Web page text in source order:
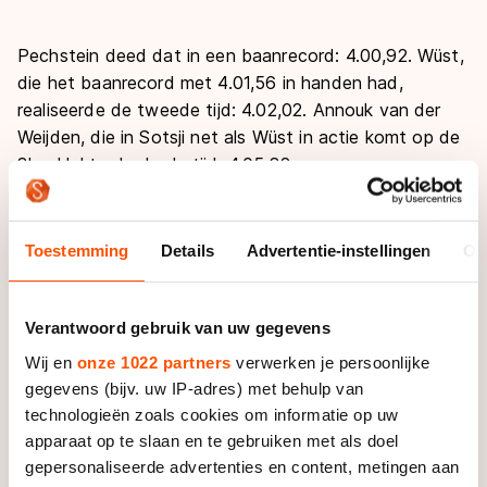
Toestemming Details Advertentie-instellingen
Verantwoord gebruik van uw gegevens
Wij en onze 1022 partners verwerken je persoonlijke
gegevens (bijv. uw IP-adres) met behulp van
technologieën zoals cookies om informatie op uw
apparaat op te slaan en te gebruiken met als doel
gepersonaliseerde advertenties en content, metingen aan
Pechstein deed dat in een baanrecord: 4.00,92. Wüst,
die het baanrecord met 4.01,56 in handen had,
realiseerde de tweede tijd: 4.02,02. Annouk van der
Weijden, die in Sotsji net als Wüst in actie komt op de
3km klokte de derde tijd: 4.05,82.
Wüst kampte in Duitsland met de naweeën van een
harde val tijdens de training en was daarom redelijk
gereden",schreefde Brabantse op Twitter.
Sven Kramer liet zien dat het met zijn vorm wel goed
zit in de aanloop naar de Spelen. De regerend
olympisch kampioen op de 5000 meter volbracht die
afstand in Inzell in 6.13,10. Het gat tussen Kramer en